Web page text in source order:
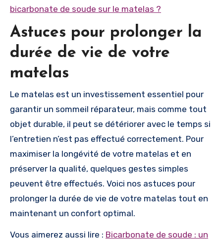
bicarbonate de soude sur le matelas ?
Astuces pour prolonger la
durée de vie de votre
matelas
Le matelas est un investissement essentiel pour
garantir un sommeil réparateur, mais comme tout
objet durable, il peut se détériorer avec le temps si
l’entretien n’est pas effectué correctement. Pour
maximiser la longévité de votre matelas et en
préserver la qualité, quelques gestes simples
peuvent être effectués. Voici nos astuces pour
prolonger la durée de vie de votre matelas tout en
maintenant un confort optimal.
Vous aimerez aussi lire : Bicarbonate de soude : un